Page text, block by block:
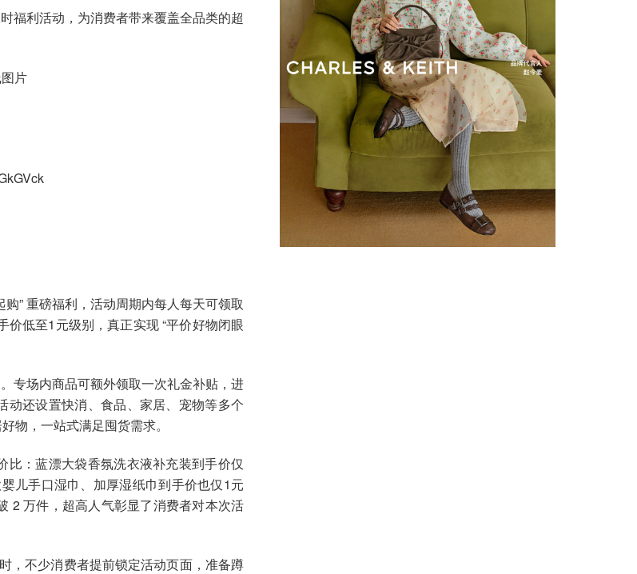
福利活动，为消费者带来覆盖全品类的超
” 重磅福利，活动周期内每人每天可领取
价低至1元级别，真正实现 “平价好物闭眼
专场内商品可额外领取一次礼金补贴，进
还设置快消、食品、家居、宠物等多个
物，一站式满足囤货需求。
：蓝漂大袋香氛洗衣液补充装到手价仅
儿手口湿巾、加厚湿纸巾到手价也仅1元
2 万件，超高人气彰显了消费者对本次活
，不少消费者提前锁定活动页面，准备蹲